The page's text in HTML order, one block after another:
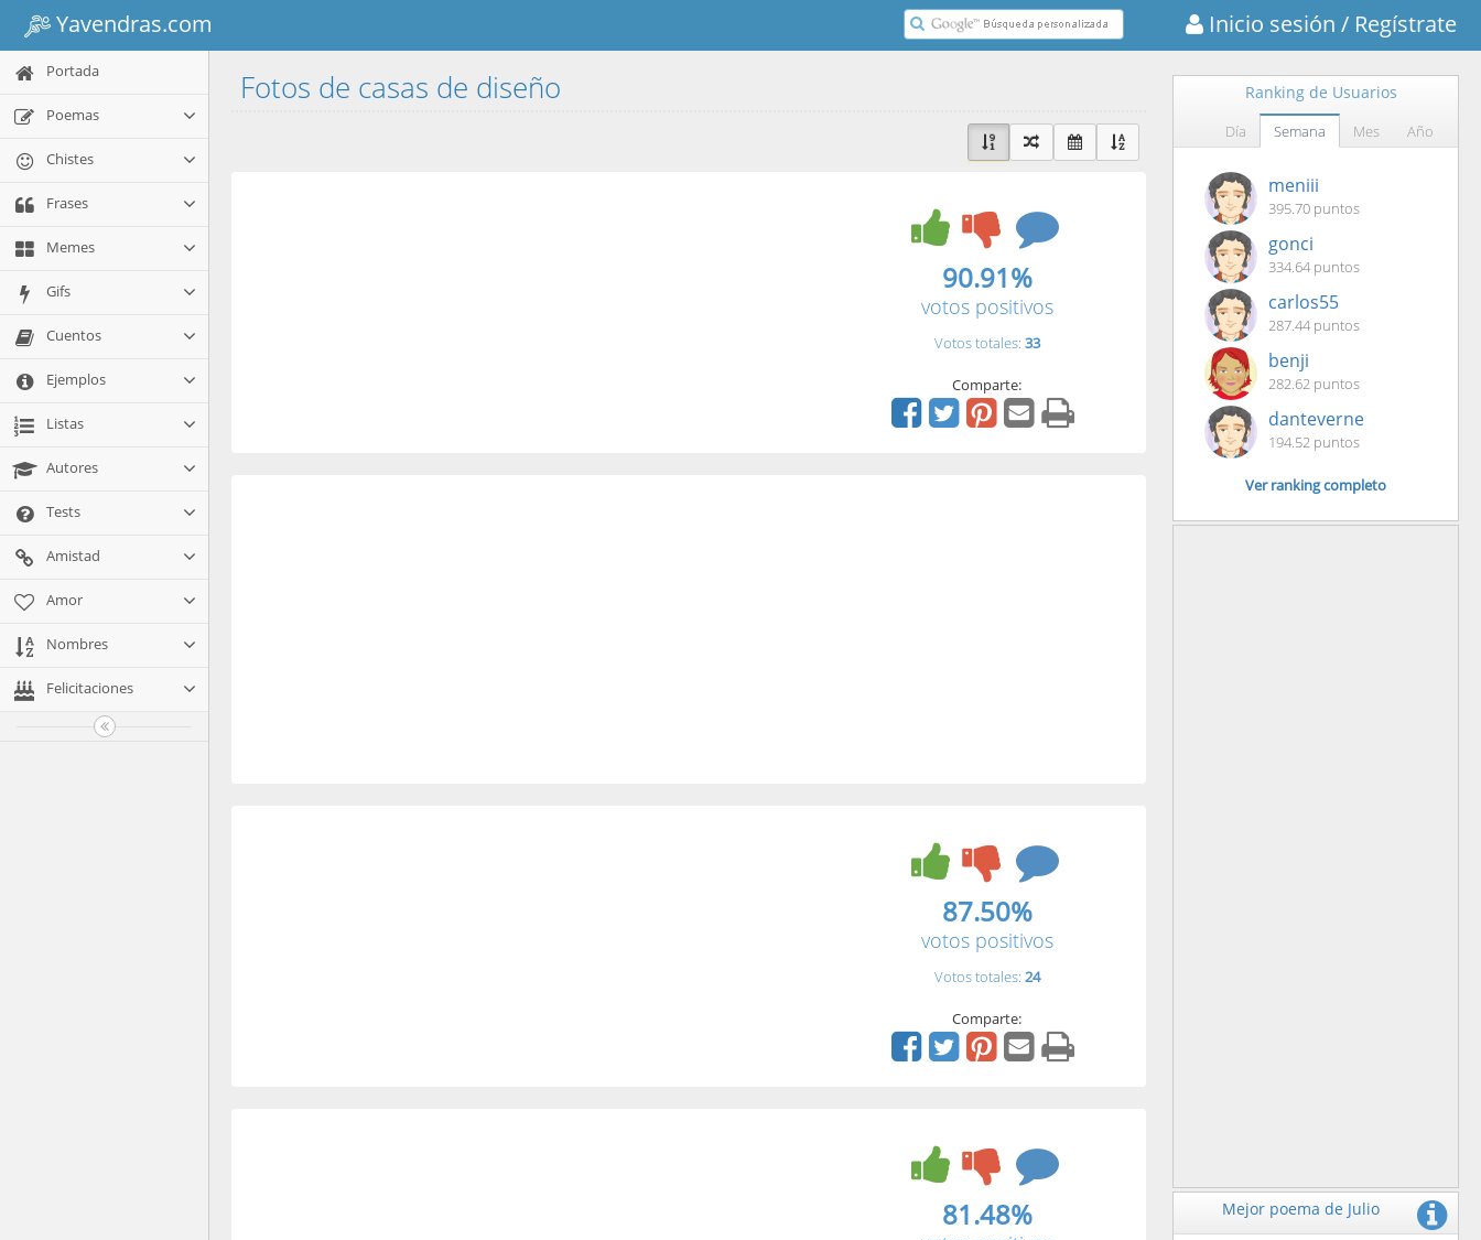
Yavendras.com Inicio sesión / Regístrate
Portada
Poemas
Chistes
Frases
Memes
Gifs
Cuentos
Ejemplos
Listas
Autores
Tests
Amistad
Amor
Nombres
Felicitaciones
Fotos de casas de diseño
90.91%
votos positivos
Votos totales: 33
Comparte:
87.50%
votos positivos
Votos totales: 24
Comparte:
81.48%
Ranking de Usuarios
Día Semana Mes Año
meniii
395.70 puntos
gonci
334.64 puntos
carlos55
287.44 puntos
benji
282.62 puntos
danteverne
194.52 puntos
Ver ranking completo
Mejor poema de Julio